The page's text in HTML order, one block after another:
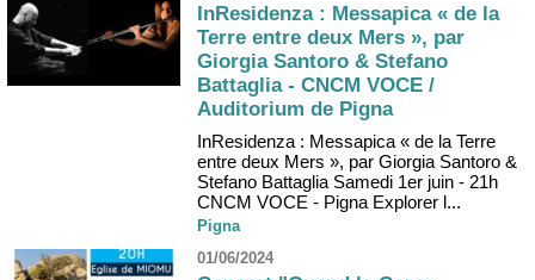
InResidenza : Messapica « de la
Terre entre deux Mers », par
Giorgia Santoro & Stefano
Battaglia - CNCM VOCE /
Auditorium de Pigna
InResidenza : Messapica « de la Terre
entre deux Mers », par Giorgia Santoro &
Stefano Battaglia Samedi 1er juin - 21h
CNCM VOCE - Pigna Explorer l...
Pigna
01/06/2024